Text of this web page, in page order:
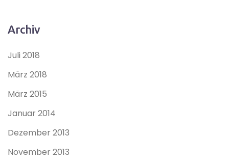
Archiv
Juli 2018
März 2018
März 2015
Januar 2014
Dezember 2013
November 2013